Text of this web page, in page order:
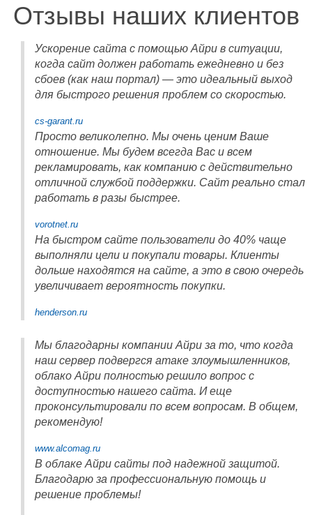
Отзывы наших клиентов
Ускорение сайта с помощью Айри в ситуации,
когда сайт должен работать ежедневно и без
сбоев (как наш портал) — это идеальный выход
для быстрого решения проблем со скоростью.
cs-garant.ru
Просто великолепно. Мы очень ценим Ваше
отношение. Мы будем всегда Вас и всем
рекламировать, как компанию с действительно
отличной службой поддержки. Сайт реально стал
работать в разы быстрее.
vorotnet.ru
На быстром сайте пользователи до 40% чаще
выполняли цели и покупали товары. Клиенты
дольше находятся на сайте, а это в свою очередь
увеличивает вероятность покупки.
henderson.ru
Мы благодарны компании Айри за то, что когда
наш сервер подвергся атаке злоумышленников,
облако Айри полностью решило вопрос с
доступностью нашего сайта. И еще
проконсультировали по всем вопросам. В общем,
рекомендую!
www.alcomag.ru
В облаке Айри сайты под надежной защитой.
Благодарю за профессиональную помощь и
решение проблемы!